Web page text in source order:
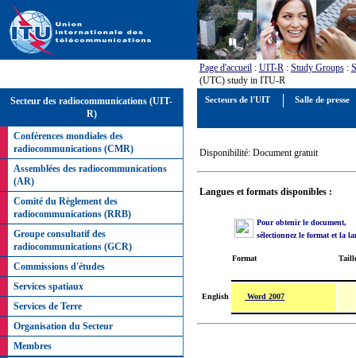
Page d'accueil: UIT-R: Study Groups:
(UTC) study in ITU-R
Secteur des radiocommunications (UIT-
R)
Conférences mondiales des
radiocommunications (CMR)
Assemblées des radiocommunications
(AR)
Comité du Règlement des
radiocommunications (RRB)
Groupe consultatif des
radiocommunications (GCR)
Commissions d'études
Services spatiaux
Services de Terre
Organisation du Secteur
Membres
Disponibilité: Document gratuit
Langues et formats disponibles :
Pour obtenir le document,
sélectionnez le format et la
Format
English Word 2007
Secteurs de l'UIT Salle de presse